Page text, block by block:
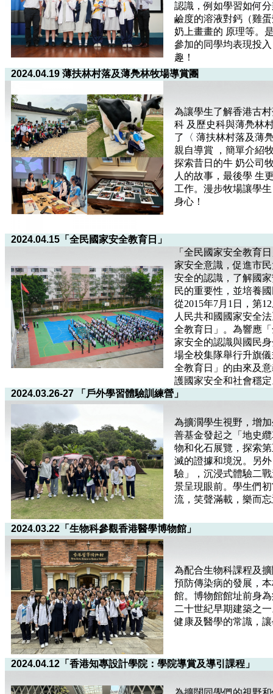
認識，例如學習如何
鹼度的溶液對鈣（雞
奶上畫畫的 原理等。
參加的同學均表現投
趣！
2024.04.19 薄扶林村落及薄鳧林牧場導賞團
為讓學生了解香港古
科 及歷史科與薄鳧林
了〈 薄扶林村落及薄
親自導賞 ，簡單介紹
探索昔日的牛 奶公司
人的故事，最後學 生
工作。漫步牧場讓學
身心！
2024.04.15「全民國家安全教育日」
「全民國家安全教育
家安全意識，促進市
安全的認識，了解國
民的重要性，並培養
從2015年7月1日，第
人民共和國國家安全
全教育日」。為響應
家安全的認識與國民
場全校集隊舉行升旗
全教育日」的由來及
護國家安全和社會穩
2024.03.26-27 「戶外學習體驗訓練營」
為擴濶學生視野，增
善基金發起之「地史
物和化石展覽，探索
滅的證據和境況。另
驗」，沉浸式體驗二
景呈現眼前。學生們
流，笑聲滿載，樂而
2024.03.22「生物科參觀香港醫學博物館」
為配合生物科課程及
預防傳染病的發展，
館。博物館館址前身
二十世紀早期建築之
健康及醫學的常識，
2024.04.12「香港知專設計學院：學院導賞及導引課程」